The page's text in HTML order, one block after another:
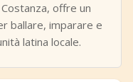
offre un
ballare, imparare e
latina locale.